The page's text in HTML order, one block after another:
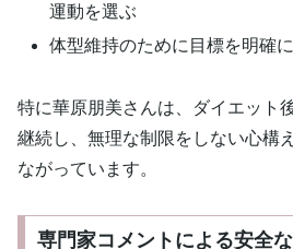
運動を選ぶ
体型維持のために目標を明確
特に華原朋美さんは、ダイエット
継続し、無理な制限をしない心構
ながっています。
専門家コメントによる安全